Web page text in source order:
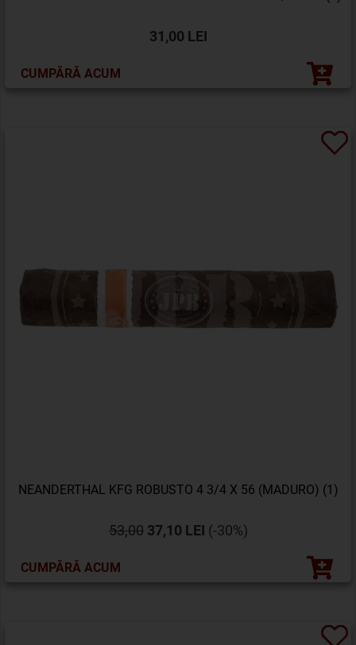
31,00 LEI
CUMPĂRĂ ACUM
NEANDERTHAL KFG ROBUSTO 4 3/4 X 56 (MADURO) (1)
53,00 37,10 LEI (-30%)
CUMPĂRĂ ACUM